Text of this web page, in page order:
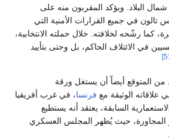
البلاد. ويؤكد المقربون منه على
تالون في جميع القرارات الأمنية التي
كما رشّحه لخلافته. خلال حملته الانتخابية،
في الائتلاف الحاكم، بل وحتى بتأييد
من المتوقع أيضاً أن يستغل ورقة
علاقاته الوثيقة مع فرنسا، في غرب أفريقيا
السابقة، يعتقد أنه يستطيع
المجاورة، حيث يُظهر المجلس العسكري